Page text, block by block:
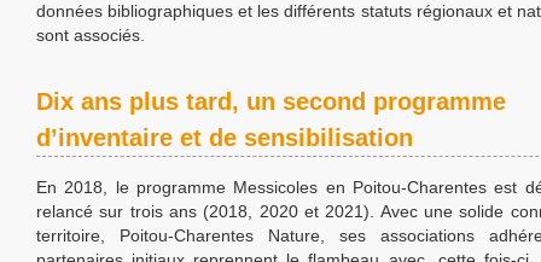
données bibliographiques et les différents statuts régionaux et
sont associés.
Dix ans plus tard, un second programme
d’inventaire et de sensibilisation
En 2018, le programme Messicoles en Poitou-Charentes est
relancé sur trois ans (2018, 2020 et 2021). Avec une solide
territoire, Poitou-Charentes Nature, ses associations